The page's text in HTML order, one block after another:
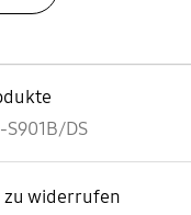
S901B/DS
zu widerrufen